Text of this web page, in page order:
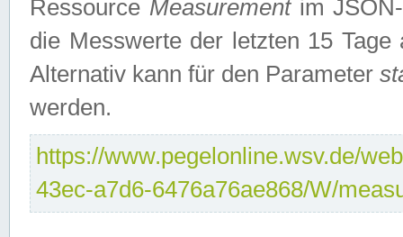
Ressource Measurementim JSON-
die Messwerte der letzten 15
Alternativ kann für den Parameter
werden.
https://www.pegelonline.wsv.de/
43ec-a7d6-6476a76ae868/W/